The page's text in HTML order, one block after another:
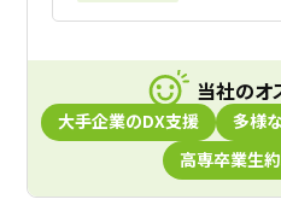
当社のオ
⼤⼿企業のDX支援
多様
高専卒業生